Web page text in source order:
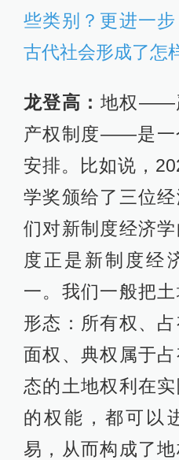
些类别？更进一
古代社会形成了怎
龙登高： 地权——
产权制度——是一
安排。比如说，
学奖颁给了三位
们对新制度经济
度正是新制度经
一。我们一般把
形态：所有权、
面权、典权属于
态的土地权利在
的权能，都可以
易，从而构成了